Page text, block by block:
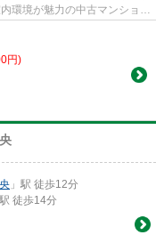
環境が魅力の中古マンション
円)
」駅 徒歩12分
駅 徒歩14分